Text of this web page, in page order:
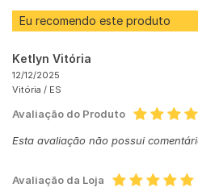
Eu recomendo este produto
Ketlyn Vitória
12/12/2025
Vitória / ES
Avaliação do Produto
Esta avaliação não possui
Avaliação da Loja